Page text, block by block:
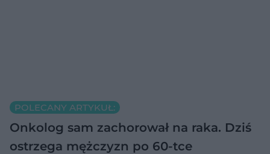
POLECANY ARTYKUŁ:
Onkolog sam zachorował na raka. Dziś
ostrzega mężczyzn po 60-tce